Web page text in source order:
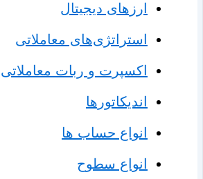
ارزهای دیجیتال
استراتژی‌های معاملاتی
اکسپرت و ربات معاملاتی
اندیکاتورها
انواع حساب ها
انواع سطوح